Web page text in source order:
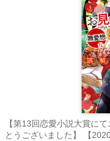
【第13回恋愛小説大賞に
とうございました】 【